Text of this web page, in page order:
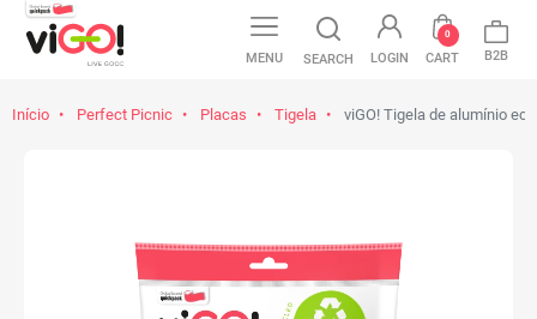
MENU SEARCH LOGIN CART
0
B2B
Início Perfect Picnic Placas Tigela viGO! Tigela de alumínio